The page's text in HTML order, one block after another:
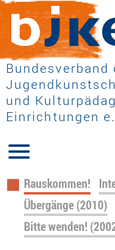
Bundesverband
und
Einrichtungen
Navigation
überspringen
Rauskommen!
Übergänge (2010)
Bitte wenden!